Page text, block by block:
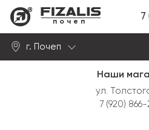
почеп 7
г. Почеп
Наши
ул.
7 (920)